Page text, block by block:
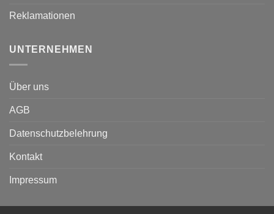
Reklamationen
UNTERNEHMEN
Über uns
AGB
Datenschutzbelehrung
Kontakt
Impressum